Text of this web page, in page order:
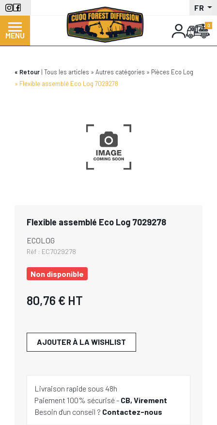
Aller
au
contenu
principal
FR
MENU
Retour Tous les articles Autres catégories
Pièces Eco Log
Flexible assemblé Eco Log 7029278
Flexible assemblé Eco Log 7029278
ECOLOG
Réf : EC7029278
Non disponible
80,76 € HT
AJOUTER À LA WISHLIST
Livraison rapide sous 48h
Paiement 100% sécurisé - CB, Virement
Besoin d'un conseil ? Contactez-nous